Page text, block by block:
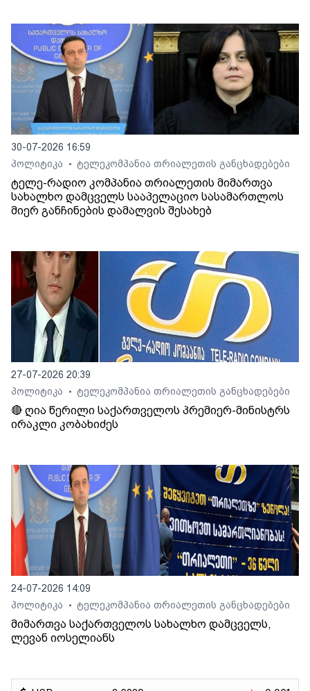
30-07-2026 16:59
პოლიტიკა
• ტელეკომპანია თრიალეთის განცხადებები
ტელე-რადიო კომპანია თრიალეთის მიმართვა
სახალხო დამცველს სააპელაციო სასამართლოს
მიერ განჩინების დამალვის შესახებ
27-07-2026 20:39
პოლიტიკა
• ტელეკომპანია თრიალეთის განცხადებები
🔴 ღია წერილი საქართველოს პრემიერ-მინისტრს
ირაკლი კობახიძეს
24-07-2026 14:09
პოლიტიკა
• ტელეკომპანია თრიალეთის განცხადებები
მიმართვა საქართველოს სახალხო დამცველს,
ლევან იოსელიანს